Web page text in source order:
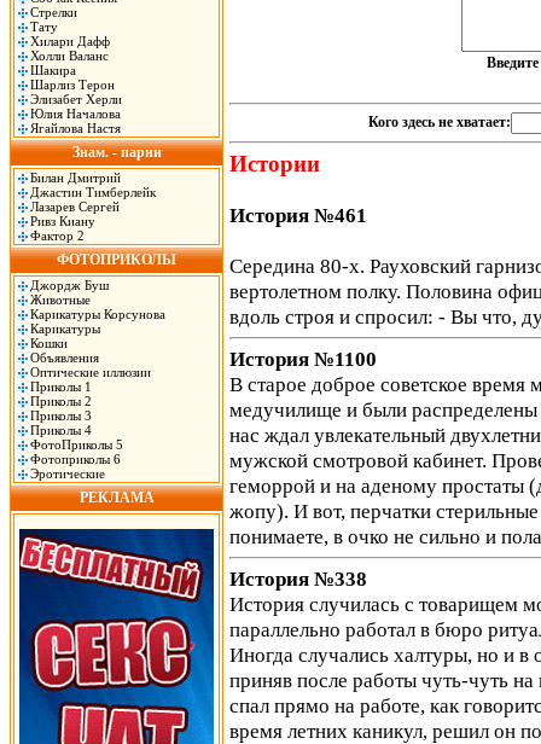
Стрелки
Тату
Хилари Дафф
Холли Валанс
Шакира
Шарлиз Терон
Элизабет Херли
Юлия Началова
Ягайлова Настя
Знам. - парни
Билан Дмитрий
Джастин Тимберлейк
Лазарев Сергей
Ривз Киану
Фактор 2
ФОТОПРИКОЛЫ
Джордж Буш
Животные
Карикатуры Корсунова
Карикатуры
Кошки
Объявления
Оптические иллюзии
Приколы 1
Приколы 2
Приколы 3
Приколы 4
ФотоПриколы 5
Фотоприколы 6
Эротические
РЕКЛАМА
Кого здесь не хватает:
Истории
История №461
Середина 80-х. Рауховский
вертолетном полку. Половина
вдоль строя и спросил: - Вы что,
История №1100
В старое доброе советское
медучилище и были распределены
нас ждал увлекательный
мужской смотровой кабинет.
геморрой и на аденому простаты
жопу). И вот, перчатки
понимаете, в очко не сильно и
История №338
История случилась с товарищем
параллельно работал в бюро
Иногда случались халтуры, но и
приняв после работы чуть-чуть
спал прямо на работе, как
время летних каникул, решил он